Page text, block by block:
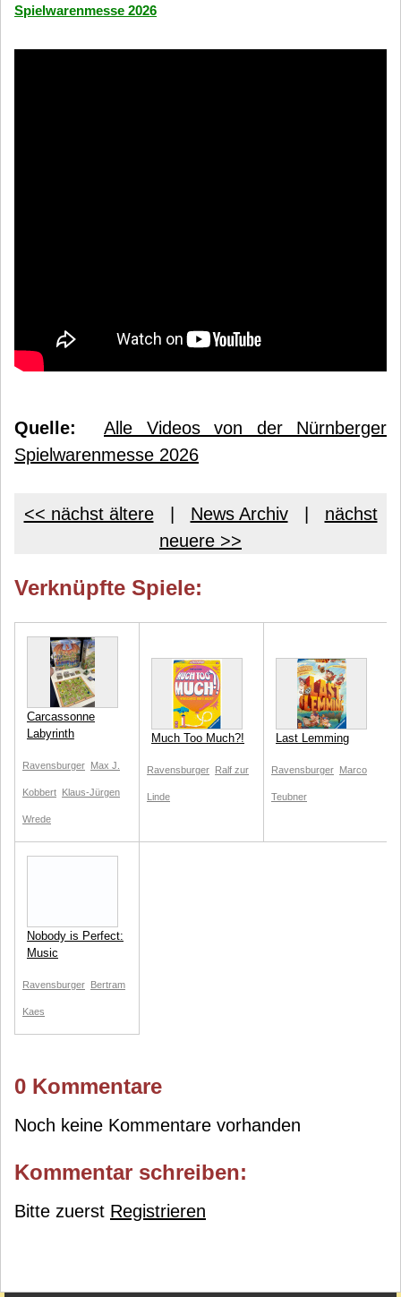
Spielwarenmesse 2026
Quelle:
Alle Videos von der Nürnberger
Spielwarenmesse 2026
<< nächst ältere| News Archiv| nächst
neuere >>
Verknüpfte Spiele:
Carcassonne
Labyrinth
Ravensburger Max J.
Kobbert Klaus-Jürgen
Wrede
Much Too Much?!
Ravensburger Ralf zur
Linde
Last Lemming
Ravensburger Marco
Teubner
Nobody is Perfect:
Music
Ravensburger Bertram
Kaes
0 Kommentare
Noch keine Kommentare vorhanden
Kommentar schreiben:
Bitte zuerst Registrieren